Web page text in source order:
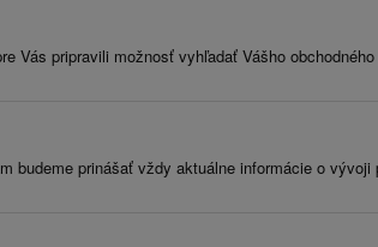
Vás pripravili možnosť vyhľadať Vášho
budeme prinášať vždy aktuálne informácie o